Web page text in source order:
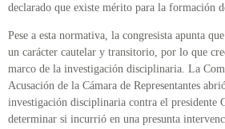
declarado que existe mérito para la formación
Pese a esta normativa, la congresista apunta
un carácter cautelar y transitorio, por lo que
marco de la investigación disciplinaria. La
Acusación de la Cámara de Representantes
investigación disciplinaria contra el presidente
determinar si incurrió en una presunta